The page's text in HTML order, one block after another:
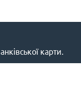
карти.